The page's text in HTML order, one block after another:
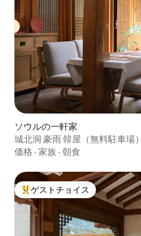
ソウルの一軒家
城北洞 豪雨 韓屋（無料駐車場）
価格 · 家族 · 朝食
大好評のゲストチョイスです。
ゲストチョイス